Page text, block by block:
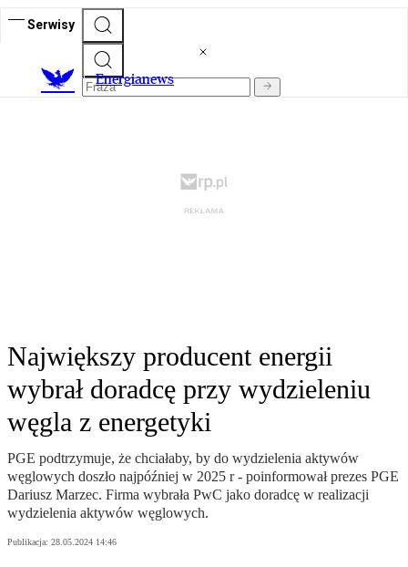
Serwisy
Energianews
Największy producent energii
wybrał doradcę przy wydzieleniu
węgla z energetyki
PGE podtrzymuje, że chciałaby, by do wydzielenia aktywów
węglowych doszło najpóźniej w 2025 r - poinformował prezes PGE
Dariusz Marzec. Firma wybrała PwC jako doradcę w realizacji
wydzielenia aktywów węglowych.
Publikacja: 28.05.2024 14:46